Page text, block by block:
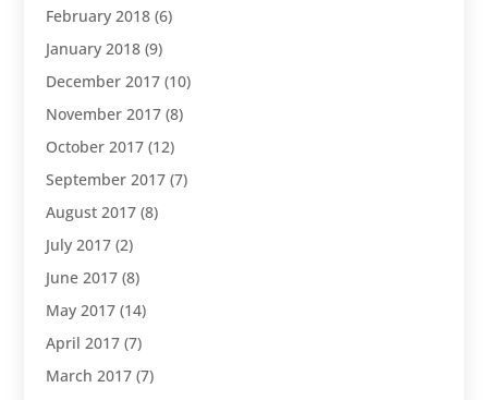
February 2018 (6)
January 2018 (9)
December 2017 (10)
November 2017 (8)
October 2017 (12)
September 2017 (7)
August 2017 (8)
July 2017 (2)
June 2017 (8)
May 2017 (14)
April 2017 (7)
March 2017 (7)